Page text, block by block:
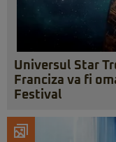
Universul Star
Franciza va fi
Festival